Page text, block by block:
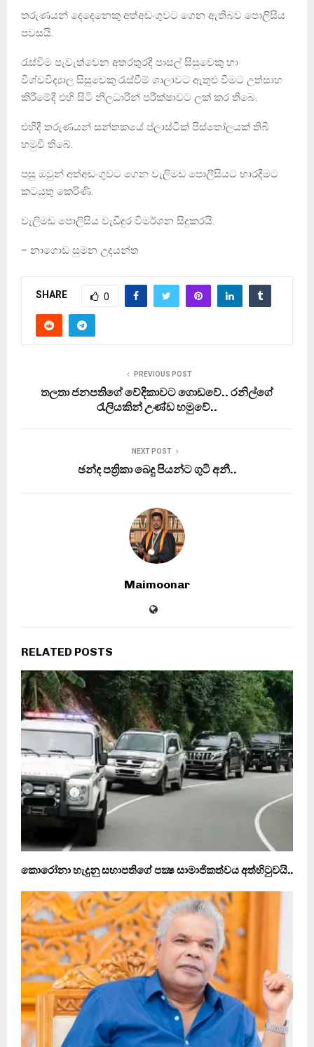
තරුණයන් දෙදෙනෙකු අත්අඩංගුවට ගෙන ඇතිබව පොලිසිය
පවසයි.
රැස්වීම පැවැත්වෙන අතරතුරදී පාසල් සිසුවෙකු හා
විශ්වවිද්‍යාල සිසුවෙකු රැස්වීම් ශාලාවට ඇතුළු වීමට උත්සාහ
කිරීමේදී එහි සිටි නිලධාරීන් පරීක්ෂාවට ලක් කර තිබෙ.
එහිදී තරුණයන් සන්තකයේ ප්ලාස්ටික් පිස්තෝලයක් තිබී
හමුවී තිබේ.
පසු ඔවුන් අත්අඩංගුවට ගෙන වැලිමඩ පොලීසියට භාරදීමට
කටයුතු කෙරිණි.
වැලිමඩ පොලිසිය වැඩිදුර විමර්ශන සිදුකරයි.
– නාගොඩ සුමන උදයන්ත
SHARE 0
PREVIOUS POST
තලතා ජනපතිගේ වේදිකාවට ගොඩවේ.. රනිල්ගේ
රැලියකින් උණ්ඩ හමුවේ..
NEXT POST
ඡන්ද පත්‍රිකා බෙදු පියන්ට ගුටි අනී..
Maimoonar
RELATED POSTS
කොරෝනා හැදුනු සභාපතිගේ පක්‍ෂ සාමාජිකත්වය අත්හිටුවයි..